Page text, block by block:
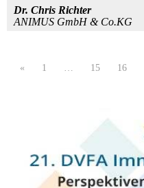
Dr. Chris Richter
ANIMUS GmbH & Co.KG
« 1 … 15 16